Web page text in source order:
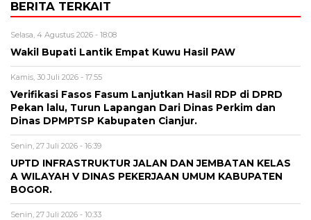
BERITA TERKAIT
Selasa, 4 Agustus 2026 - 18:08
Wakil Bupati Lantik Empat Kuwu Hasil PAW
Kamis, 30 Juli 2026 - 17:55
Verifikasi Fasos Fasum Lanjutkan Hasil RDP di DPRD
Pekan lalu, Turun Lapangan Dari Dinas Perkim dan
Dinas DPMPTSP Kabupaten Cianjur.
Senin, 27 Juli 2026 - 16:39
UPTD INFRASTRUKTUR JALAN DAN JEMBATAN KELAS
A WILAYAH V DINAS PEKERJAAN UMUM KABUPATEN
BOGOR.
Senin, 27 Juli 2026 - 10:33